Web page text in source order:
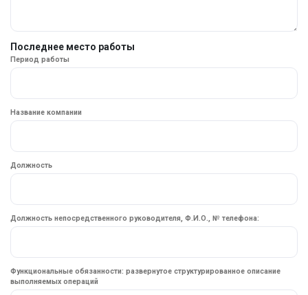
Последнее место работы
Период работы
Название компании
Должность
Должность непосредственного руководителя, Ф.И.О., № телефона:
Функциональные обязанности: развернутое структурированное описание
выполняемых операций